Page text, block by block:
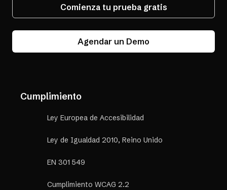
Comienza tu prueba gratis
Agendar un Demo
Cumplimiento
Ley Europea de Accesibilidad
Ley de Igualdad 2010, Reino Unido
EN 301 549
Cumplimiento WCAG 2.2